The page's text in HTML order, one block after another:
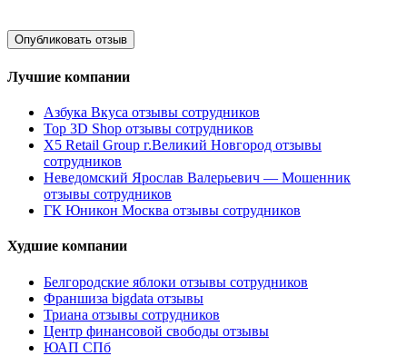
Лучшие компании
Азбука Вкуса отзывы сотрудников
Top 3D Shop отзывы сотрудников
X5 Retail Group г.Великий Новгород отзывы
сотрудников
Неведомский Ярослав Валерьевич — Мошенник
отзывы сотрудников
ГК Юникон Москва отзывы сотрудников
Худшие компании
Белгородские яблоки отзывы сотрудников
Франшиза bigdata отзывы
Триана отзывы сотрудников
Центр финансовой свободы отзывы
ЮАП СПб